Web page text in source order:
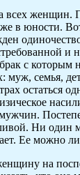
всех женщин.
в юности.
с которым
муж, семья,
остаться
Ни
Ее можно
на